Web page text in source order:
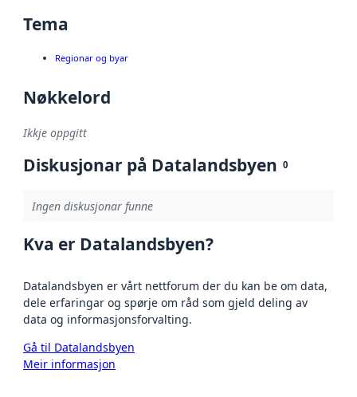
Tema
Regionar og byar
Nøkkelord
Ikkje oppgitt
Diskusjonar på Datalandsbyen 0
Ingen diskusjonar funne
Kva er Datalandsbyen?
Datalandsbyen er vårt nettforum der du kan be om data,
dele erfaringar og spørje om råd som gjeld deling av
data og informasjonsforvalting.
Gå til Datalandsbyen
Meir informasjon